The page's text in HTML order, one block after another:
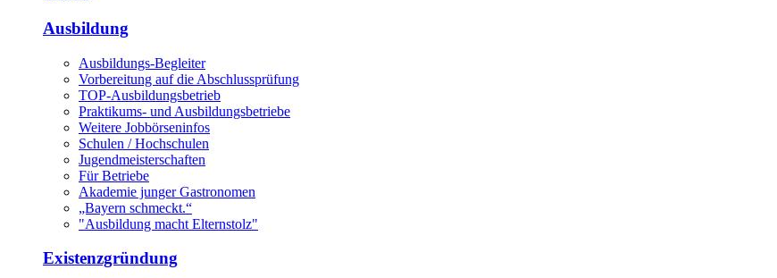
Ausbildung
Ausbildungs-Begleiter
Vorbereitung auf die Abschlussprüfung
TOP-Ausbildungsbetrieb
Praktikums- und Ausbildungsbetriebe
Weitere Jobbörseninfos
Schulen / Hochschulen
Jugendmeisterschaften
Für Betriebe
Akademie junger Gastronomen
„Bayern schmeckt.“
"Ausbildung macht Elternstolz"
Existenzgründung